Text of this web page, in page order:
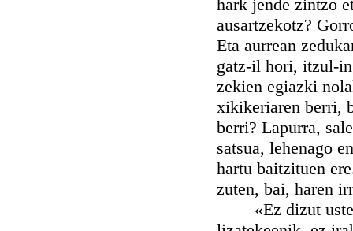
hark jende zintzo
ausartzekotz?
Eta aurrean
gatz-il hori, itzul-
zekien egiazki
xikikeriaren berri,
berri? Lapurra,
satsua, lehenago
hartu baitzituen
zuten, bai, haren
«Ez dizut uste